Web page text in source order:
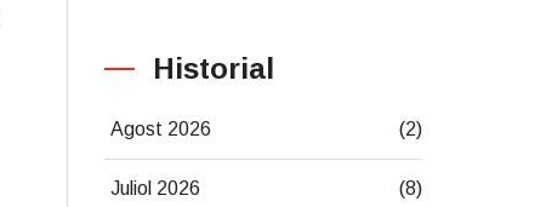
Historial
Agost 2026 (2)
Juliol 2026 (8)